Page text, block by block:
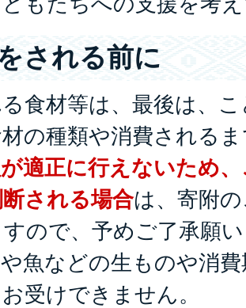
される前に
食材等は、最後は、
の種類や消費される
適正に行えないため
される場合は、寄附
ので、予めご了承願
や魚などの生ものや消
受けできません。